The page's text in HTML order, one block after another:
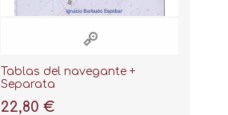
Tablas del navegante +
Separata
22,80 €